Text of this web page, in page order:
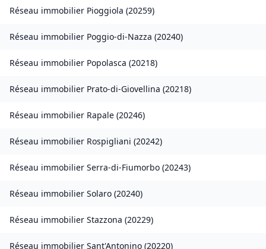
Réseau immobilier Pioggiola (20259)
Réseau immobilier Poggio-di-Nazza (20240)
Réseau immobilier Popolasca (20218)
Réseau immobilier Prato-di-Giovellina (20218)
Réseau immobilier Rapale (20246)
Réseau immobilier Rospigliani (20242)
Réseau immobilier Serra-di-Fiumorbo (20243)
Réseau immobilier Solaro (20240)
Réseau immobilier Stazzona (20229)
Réseau immobilier Sant'Antonino (20220)